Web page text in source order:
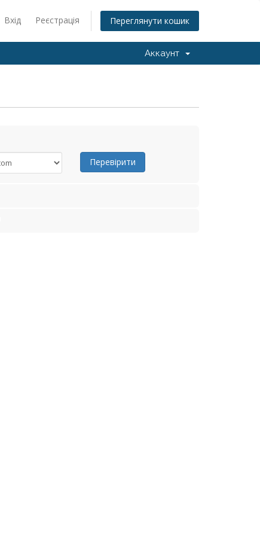
Вхід Реєстрація Переглянути кошик
Аккаунт
Перевірити